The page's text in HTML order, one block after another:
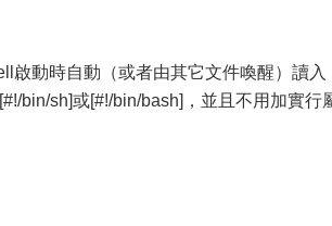
動時自動（或者由其它文件喚醒）讀入
bin/sh]或[#!/bin/bash]，並且不用加實行